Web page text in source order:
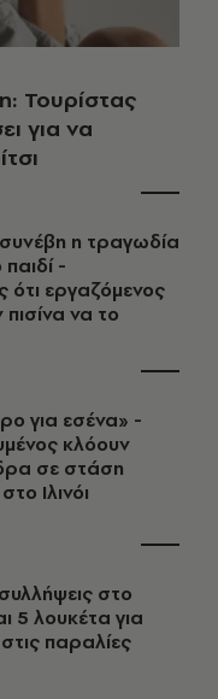
Τουρίστας
για να
η τραγωδία
-
ότι εργαζόμενος
να το
για εσένα» -
κλόουν
σε στάση
Ιλινόι
στο
5 λουκέτα για
παραλίες